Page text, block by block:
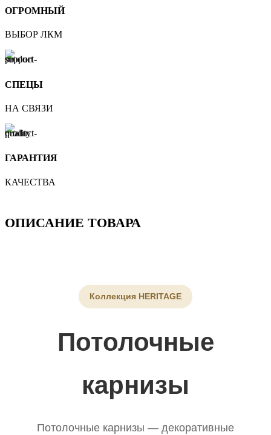
ОГРОМНЫЙ
ВЫБОР ЛКМ
СПЕЦЫ
НА СВЯЗИ
ГАРАНТИЯ
КАЧЕСТВА
ОПИСАНИЕ ТОВАРА
Коллекция HERITAGE
Потолочные
карнизы
Потолочные карнизы — декоративные